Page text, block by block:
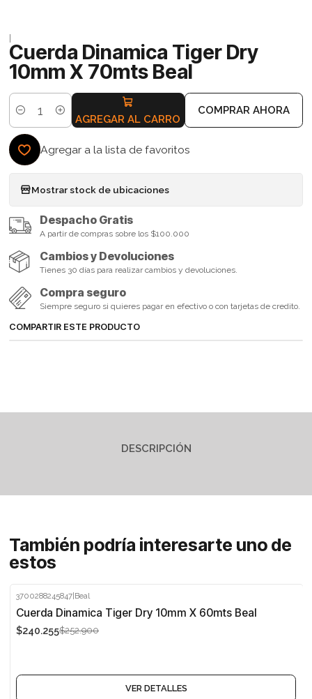
|
Cuerda Dinamica Tiger Dry
10mm X 70mts Beal
Cantidad AGREGAR AL CARRO
COMPRAR AHORA
Agregar a la lista de favoritos
Mostrar stock de ubicaciones
Despacho Gratis
A partir de compras sobre los $100.000
Cambios y Devoluciones
Tienes 30 días para realizar cambios y devoluciones.
Compra seguro
Siempre seguro si quieres pagar en efectivo o con tarjetas de credito.
COMPARTIR ESTE PRODUCTO
DESCRIPCIÓN
También podría interesarte uno de
estos
-5%
Agotado
3700288245847|Beal
Cuerda Dinamica Tiger Dry 10mm X 60mts Beal
$240.255$252.900
VER DETALLES